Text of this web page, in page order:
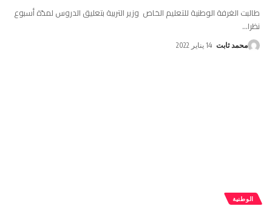
طالبت الغرفة الوطنية للتعليم الخاص وزير التربية بتعليق الدروس لمدّة أسبوع
نظرا…
محمد ثابت 14 يناير 2022
الوطنية